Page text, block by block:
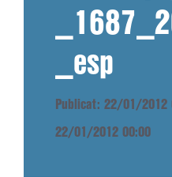
_esp
Publicat: 22/01/2012
22/01/2012 00:00